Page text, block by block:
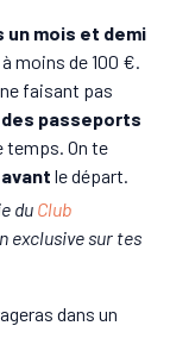
un mois et demi
moins de 100 €.
faisant pas
passeports
temps. On te
le départ.
du Club
exclusive sur tes
dans un